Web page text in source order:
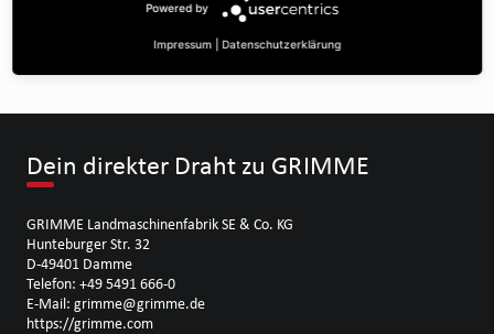
KETTENRÄdeR ZWEIFACH UNGLEICH ¾“ | Zähnezahl A:
18/23 | BohrungsØ B: 30 | Länge C: 38 |
Dein direkter Draht zu GRIMME
GRIMME Landmaschinenfabrik SE & Co. KG
Hunteburger Str. 32
D-49401 Damme
Telefon: +49 5491 666-0
E-Mail: grimme@grimme.de
https://grimme.com
Powered by
Impressum Datenschutzerklärung